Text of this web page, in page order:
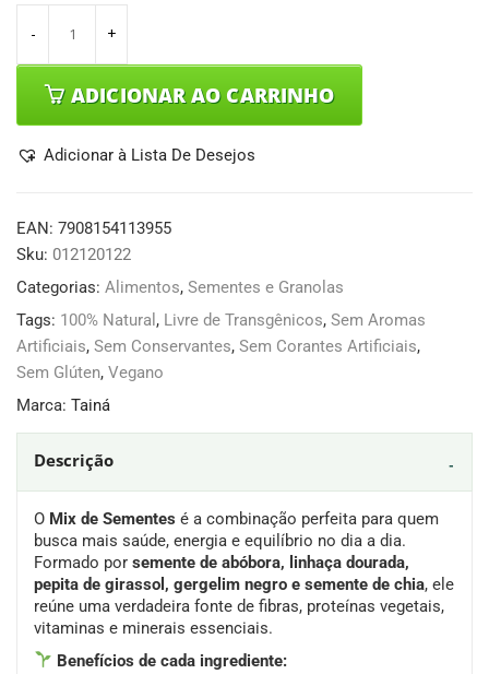
ADICIONAR AO CARRINHO
Adicionar à Lista De Desejos
EAN: 7908154113955
Sku: 012120122
Categorias: Alimentos, Sementes e Granolas
Tags: 100% Natural , Livre de Transgênicos, Sem Aromas
Artificiais, Sem Conservantes, Sem Corantes Artificiais,
Sem Glúten, Vegano
Marca: Tainá
Descrição
O Mix de Sementes é a combinação perfeita para quem
busca mais saúde, energia e equilíbrio no dia a dia.
Formado por semente de abóbora, linhaça dourada,
pepita de girassol, gergelim negro e semente de chia, ele
reúne uma verdadeira fonte de fibras, proteínas vegetais,
vitaminas e minerais essenciais.
Benefícios de cada ingrediente: